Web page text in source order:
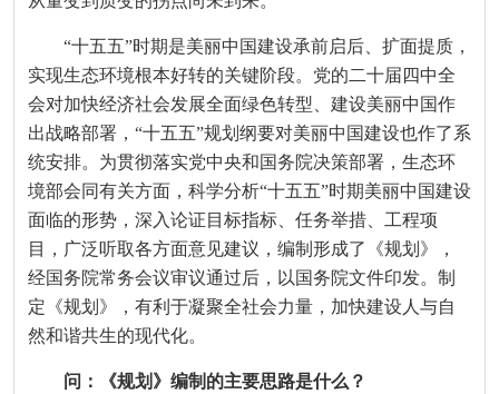
“十五五”时期是美丽中国建设承前启后、扩面提质，
实现生态环境根本好转的关键阶段。党的二十届四中全
会对加快经济社会发展全面绿色转型、建设美丽中国作
出战略部署，“十五五”规划纲要对美丽中国建设也作了系
统安排。为贯彻落实党中央和国务院决策部署，生态环
境部会同有关方面，科学分析“十五五”时期美丽中国建设
面临的形势，深入论证目标指标、任务举措、工程项
目，广泛听取各方面意见建议，编制形成了《规划》，
经国务院常务会议审议通过后，以国务院文件印发。制
定《规划》，有利于凝聚全社会力量，加快建设人与自
然和谐共生的现代化。
问：《规划》编制的主要思路是什么？